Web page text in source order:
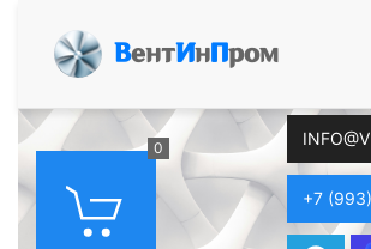
ВентИнПром
0
+7